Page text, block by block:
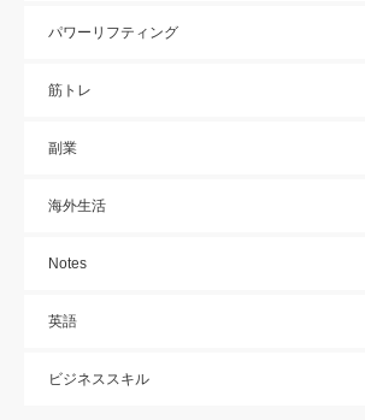
パワーリフティング
筋トレ
副業
海外生活
Notes
英語
ビジネススキル